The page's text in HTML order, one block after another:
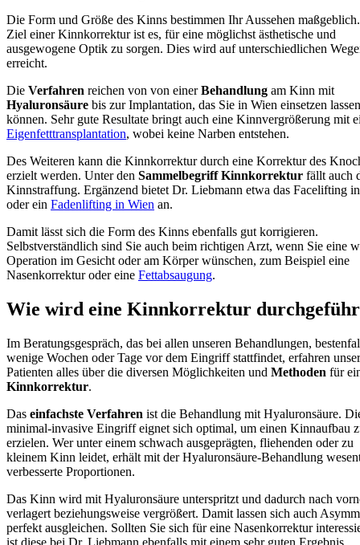
Die Form und Größe des Kinns bestimmen Ihr Aussehen
Ziel einer Kinnkorrektur ist es, für eine möglichst ästhetische und
ausgewogene Optik zu sorgen. Dies wird auf unterschiedlichen
erreicht.
Die Verfahren reichen von von einerBehandlung am Kinn mit
Hyaluronsäure bis zur Implantation, das Sie in Wien einsetzen lassen
können. Sehr gute Resultate bringt auch eine Kinnvergrößerung mit
Eigenfetttransplantation, wobei keine Narben entstehen.
Des Weiteren kann die Kinnkorrektur durch eine Korrektur des
erzielt werden. Unter den Sammelbegriff Kinnkorrektur fällt auch
Kinnstraffung. Ergänzend bietet Dr. Liebmann etwa das Facelifting
oder ein Fadenlifting in Wien an.
Damit lässt sich die Form des Kinns ebenfalls gut korrigieren.
Selbstverständlich sind Sie auch beim richtigen Arzt, wenn Sie eine
Operation im Gesicht oder am Körper wünschen, zum Beispiel eine
Nasenkorrektur oder eine Fettabsaugung.
Wie wird eine Kinnkorrektur
Im Beratungsgespräch, das bei allen unseren Behandlungen,
wenige Wochen oder Tage vor dem Eingriff stattfindet, erfahren
Patienten alles über die diversen Möglichkeiten und Methoden für
Kinnkorrektur.
Das einfachste Verfahren ist die Behandlung mit Hyaluronsäure.
minimal-invasive Eingriff eignet sich optimal, um einen Kinnaufbau
erzielen. Wer unter einem schwach ausgeprägten, fliehenden oder zu
kleinem Kinn leidet, erhält mit der Hyaluronsäure-Behandlung
verbesserte Proportionen.
Das Kinn wird mit Hyaluronsäure unterspritzt und dadurch nach
verlagert beziehungsweise vergrößert. Damit lassen sich auch
perfekt ausgleichen. Sollten Sie sich für eine Nasenkorrektur
ist diese bei Dr. Liebmann ebenfalls mit einem sehr guten Ergebnis